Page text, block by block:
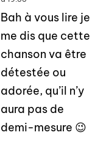
Bah à vous lire je
me dis que cette
chanson va être
détestée ou
adorée, qu’il n’y
aura pas de
demi-mesure 😉